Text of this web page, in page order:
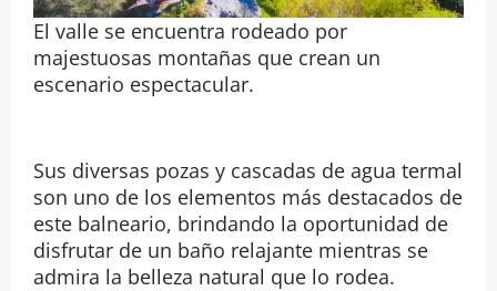
El valle se encuentra rodeado por
majestuosas montañas que crean un
escenario espectacular.
Sus diversas pozas y cascadas de agua termal
son uno de los elementos más destacados de
este balneario, brindando la oportunidad de
disfrutar de un baño relajante mientras se
admira la belleza natural que lo rodea.